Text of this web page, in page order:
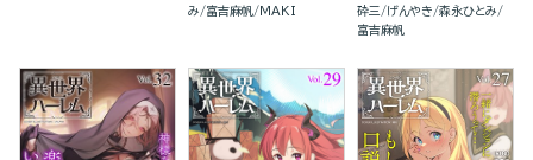
み
富吉麻帆 MAKI
砕三
げんやき 森永ひとみ
富吉麻帆